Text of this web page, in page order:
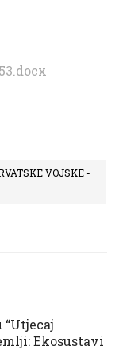
VOJSKE -
Ekosustavi